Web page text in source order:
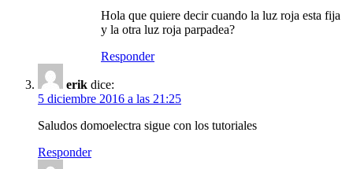
Hola que quiere decir cuando la luz roja esta fija
y la otra luz roja parpadea?
Responder
erik dice:
5 diciembre 2016 a las 21:25
Saludos domoelectra sigue con los tutoriales
Responder